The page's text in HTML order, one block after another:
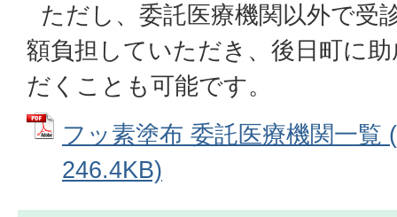
ただし、委託医療機関以外で受
額負担していただき、後日町に
だくことも可能です。
フッ素塗布 委託医療機関一覧
246.4KB)